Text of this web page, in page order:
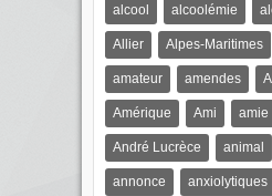
alcool alcoolémie
Allier Alpes-Maritimes
amateur amendes
Amérique Ami amie
André Lucrèce animal
annonce anxiolytiques